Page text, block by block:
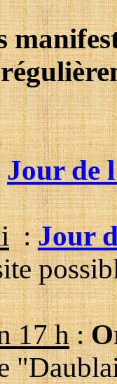
Jour de
:Jour
17 h: